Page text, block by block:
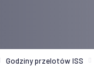
Godziny przelotów ISS